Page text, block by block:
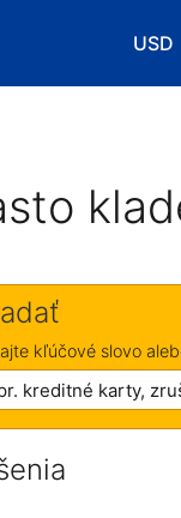
USD
kľúčové slovo